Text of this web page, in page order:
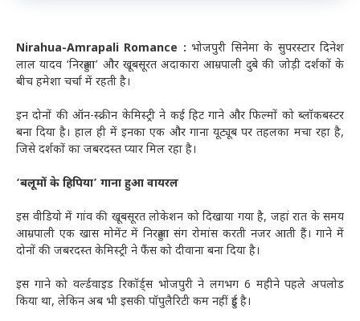
Nirahua-Amrapali Romance : भोजपुरी सिनेमा के सुपरस्टार दिनेश
लाल यादव ‘निरहुआ’ और खूबसूरत अदाकारा आम्रपाली दुबे की जोड़ी दर्शकों के
बीच हमेशा चर्चा में रहती है।
इन दोनों की ऑन-स्क्रीन केमिस्ट्री ने कई हिट गाने और फिल्मों को ब्लॉकबस्टर
बना दिया है। हाल ही में इनका एक और गाना यूट्यूब पर तहलका मचा रहा है,
जिसे दर्शकों का जबरदस्त प्यार मिल रहा है।
‘बलूमों के हिपिया’ गाना हुआ वायरल
इस वीडियो में गांव की खूबसूरत लोकेशन को दिखाया गया है, जहां रात के समय
आम्रपाली एक खास मोमेंट में निरहुआ संग रोमांस करती नजर आती हैं। गाने में
दोनों की जबरदस्त केमिस्ट्री ने फैंस को दीवाना बना दिया है।
इस गाने को वर्ल्डवाइड रिकॉर्ड्स भोजपुरी ने लगभग 6 महीने पहले अपलोड
किया था, लेकिन अब भी इसकी पॉपुलैरिटी कम नहीं हुई है।